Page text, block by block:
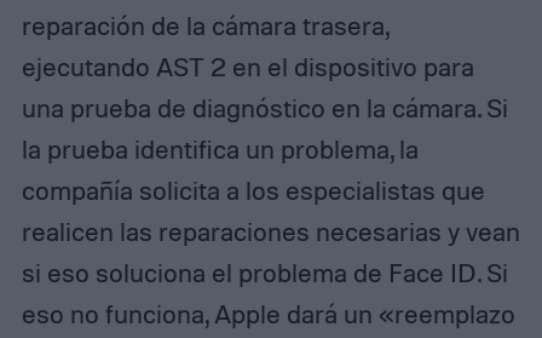
reparación de la cámara trasera,
ejecutando AST 2 en el dispositivo para
una prueba de diagnóstico en la cámara. Si
la prueba identifica un problema, la
compañía solicita a los especialistas que
realicen las reparaciones necesarias y vean
si eso soluciona el problema de Face ID. Si
eso no funciona, Apple dará un «reemplazo